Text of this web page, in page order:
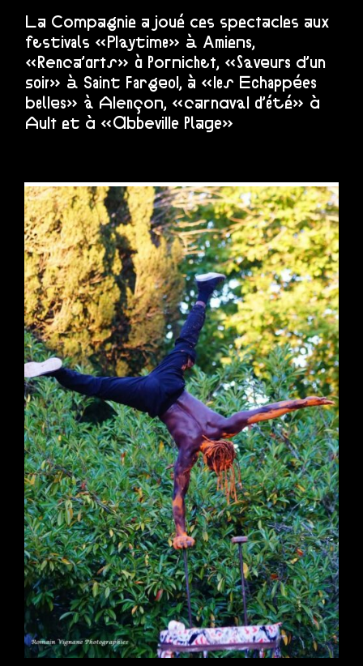
La Compagnie a joué ces spectacles aux
festivals «Playtime» à Amiens,
«Renca’arts» à Pornichet, «Saveurs d’un
soir» à Saint Fargeol, à «les Echappées
belles» à Alençon, «carnaval d’été» à
Ault et à «Abbeville Plage»